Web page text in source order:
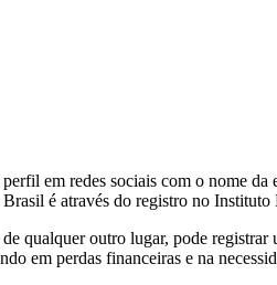
em redes sociais com o nome
é através do registro no
qualquer outro lugar, pode
em perdas financeiras e na